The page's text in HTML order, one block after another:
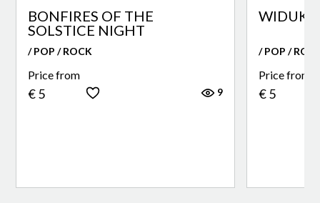
BONFIRES OF THE
SOLSTICE NIGHT
/ POP / ROCK
Price from
€ 5 9
/ POP /
Price from
€ 5